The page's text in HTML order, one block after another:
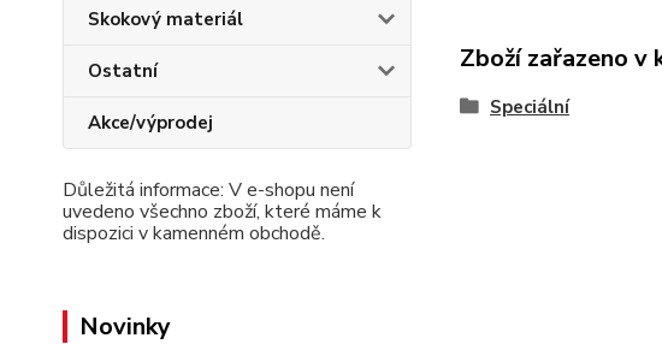
Skokový materiál
Ostatní
Akce/výprodej
Důležitá informace: V e-shopu není
uvedeno všechno zboží, které máme k
dispozici v kamenném obchodě.
Novinky
Zboží zařazeno v
Speciální